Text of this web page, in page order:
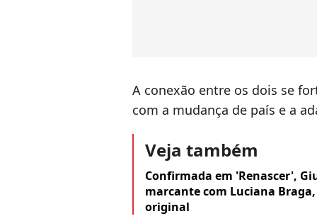
A conexão entre os dois se
com a mudança de país e a
Veja também
Confirmada em 'Renascer',
marcante com Luciana
original